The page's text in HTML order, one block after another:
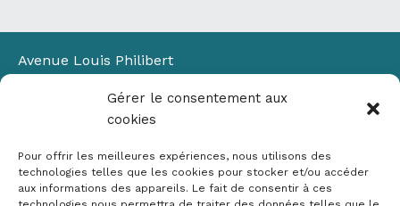
Gérer le consentement aux
cookies
Pour offrir les meilleures expériences, nous utilisons des
technologies telles que les cookies pour stocker et/ou accéder
aux informations des appareils. Le fait de consentir à ces
Avenue Louis Philibert
Bâtiment Laennec
13100 Aix-en-Provence
✉ contact@crige-paca.org